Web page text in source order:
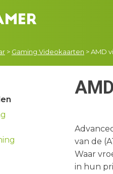
> Gaming Videokaarten >AMD
van de
Waar
in hun